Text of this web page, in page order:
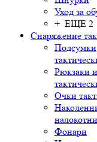
Уход за
+ ЕЩЕ 2
Снаряжение
Подсумки
Рюкзаки
Очки
Фонари